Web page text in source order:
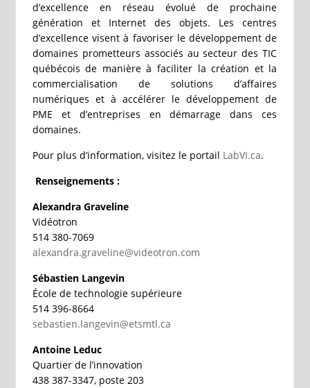
d’excellence en réseau évolué de prochaine
génération et Internet des objets. Les centres
d’excellence visent à favoriser le développement de
domaines prometteurs associés au secteur des TIC
québécois de manière à faciliter la création et la
commercialisation de solutions d’affaires
numériques et à accélérer le développement de
PME et d’entreprises en démarrage dans ces
domaines.
Pour plus d’information, visitez le portail LabVI.ca.
Renseignements :
Alexandra Graveline
Vidéotron
514 380-7069
alexandra.graveline@videotron.com
Sébastien Langevin
École de technologie supérieure
514 396-8664
sebastien.langevin@etsmtl.ca
Antoine Leduc
Quartier de l’innovation
438 387-3347, poste 203